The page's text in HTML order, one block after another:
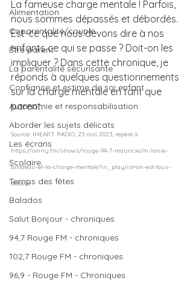
Alimentation
Coparentalité/couple
Être parent
La parentalité sécurisante
Confiance et estime de soi enfant
Autonomie et responsabilisation
Aborder les sujets délicats
Les écrans
Scolaire
Temps des fêtes
Balados
Salut Bonjour - chroniques
94,7 Rouge FM - chroniques
102,7 Rouge FM - chroniques
96,9 - Rouge FM - Chroniques
La fameuse charge mentale ! Parfois,
nous sommes dépassés et débordés.
Est-ce que nous devons dire à nos
enfants ce qui se passe ? Doit-on les
impliquer ? Dans cette chronique, je
réponds à quelques questionnements
sur la charge mentale en tant que
parent.
Source: IHEART RADIO, 23 mai 2023, repéré à
https://omny.fm/shows/rouge-94-7-mauricie/m-lanie-
bilodeau-et-la-charge-mentale?in_playlist=on-est-tous-
debout